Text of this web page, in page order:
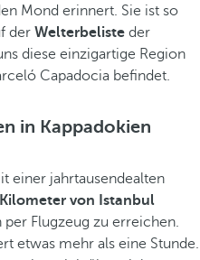
Mond erinnert. Sie ist so
der Welterbeliste der
diese einzigartige Region
Capadocia befindet.
in Kappadokien
einer jahrtausendealten
von Istanbul
Flugzeug zu erreichen.
etwas mehr als eine Stunde.